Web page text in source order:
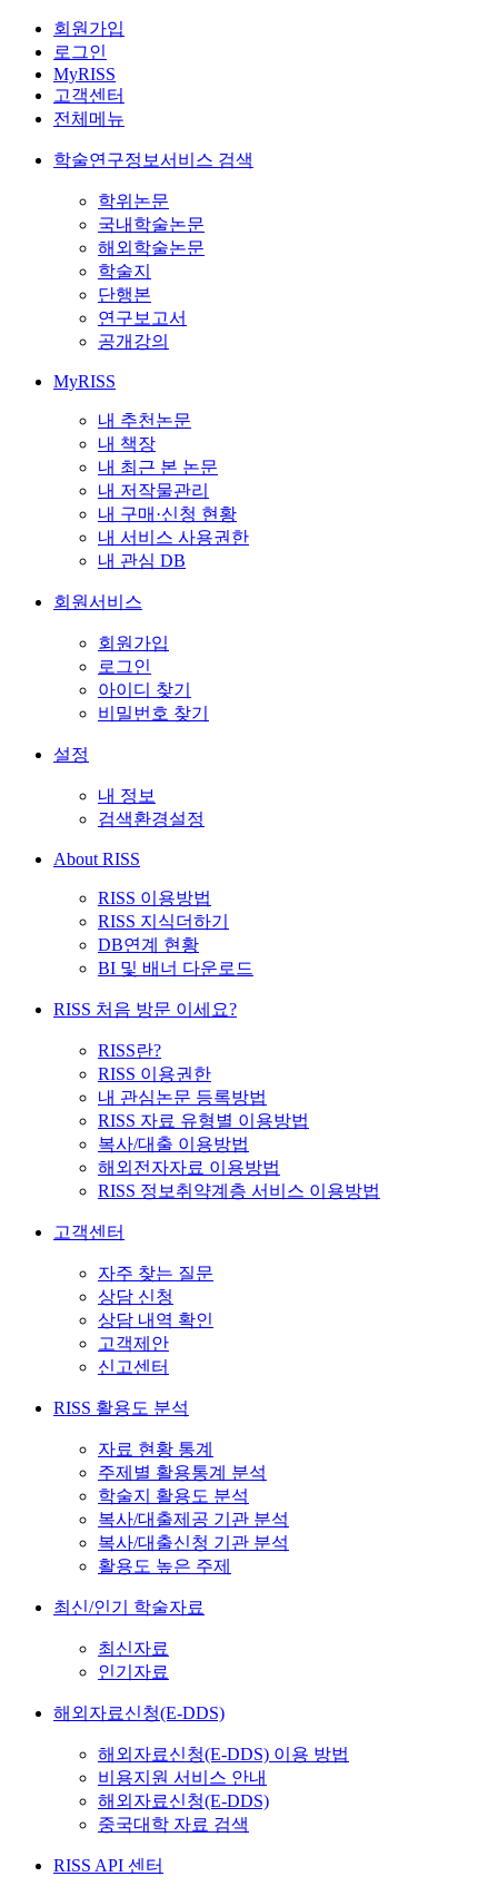
회원가입
로그인
MyRISS
고객센터
전체메뉴
학술연구정보서비스 검색
학위논문
국내학술논문
해외학술논문
학술지
단행본
연구보고서
공개강의
MyRISS
내 추천논문
내 책장
내 최근 본 논문
내 저작물관리
내 구매·신청 현황
내 서비스 사용권한
내 관심 DB
회원서비스
회원가입
로그인
아이디 찾기
비밀번호 찾기
설정
내 정보
검색환경설정
About RISS
RISS 이용방법
RISS 지식더하기
DB연계 현황
BI 및 배너 다운로드
RISS 처음 방문 이세요?
RISS란?
RISS 이용권한
내 관심논문 등록방법
RISS 자료 유형별 이용방법
복사/대출 이용방법
해외전자자료 이용방법
RISS 정보취약계층 서비스 이용방법
고객센터
자주 찾는 질문
상담 신청
상담 내역 확인
고객제안
신고센터
RISS 활용도 분석
자료 현황 통계
주제별 활용통계 분석
학술지 활용도 분석
복사/대출제공 기관 분석
복사/대출신청 기관 분석
활용도 높은 주제
최신/인기 학술자료
최신자료
인기자료
해외자료신청(E-DDS)
해외자료신청(E-DDS) 이용 방법
비용지원 서비스 안내
해외자료신청(E-DDS)
중국대학 자료 검색
RISS API 센터